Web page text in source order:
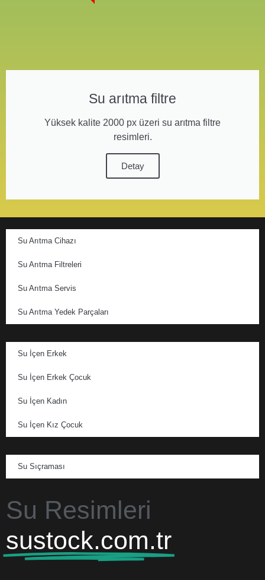
Su arıtma filtre
Yüksek kalite 2000 px üzeri su arıtma filtre
resimleri.
Detay
Su Arıtma Cihazı
Su Arıtma Filtreleri
Su Arıtma Servis
Su Arıtma Yedek Parçaları
Su İçen Erkek
Su İçen Erkek Çocuk
Su İçen Kadın
Su İçen Kız Çocuk
Su Sıçraması
Su Resimleri
sustock.com.tr